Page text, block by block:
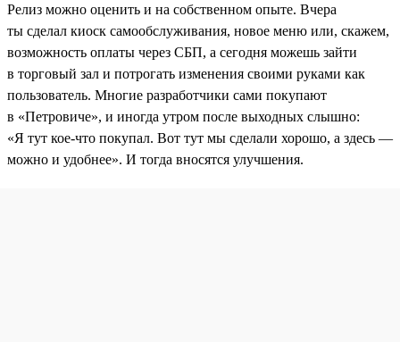
Релиз можно оценить и на собственном опыте. Вчера
ты сделал киоск самообслуживания, новое меню или, скажем,
возможность оплаты через СБП, а сегодня можешь зайти
в торговый зал и потрогать изменения своими руками как
пользователь. Многие разработчики сами покупают
в «Петровиче», и иногда утром после выходных слышно:
«Я тут кое-что покупал. Вот тут мы сделали хорошо, а здесь —
можно и удобнее». И тогда вносятся улучшения.